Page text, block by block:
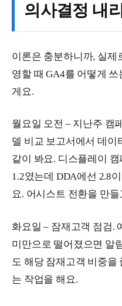
의사결정 내
이론은 충분하니까, 실제
영할 때 GA4를 어떻게
게요.
월요일 오전 – 지난주 캠
델 비교 보고서에서 데이
같이 봐요. 디스플레이
1.2였는데 DDA에선 2.8
요. 어시스트 전환을 만
화요일 – 잠재고객 점검.
미만으로 떨어졌으면 알
도 해당 잠재고객 비중을
는 작업을 해요.